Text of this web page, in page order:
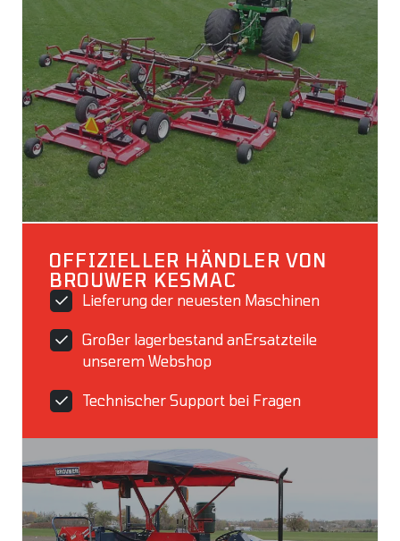
OFFIZIELLER HÄNDLER VON
BROUWER KESMAC
Lieferung der neuesten Maschinen
Großer lagerbestand anErsatzteile
unserem Webshop
Technischer Support bei Fragen